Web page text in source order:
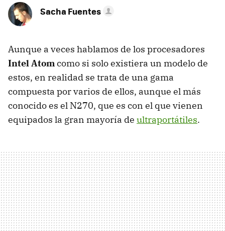
Sacha Fuentes
Aunque a veces hablamos de los procesadores
Intel Atomcomo si solo existiera un modelo de
estos, en realidad se trata de una gama
compuesta por varios de ellos, aunque el más
conocido es el N270, que es con el que vienen
equipados la gran mayoría de ultraportátiles.